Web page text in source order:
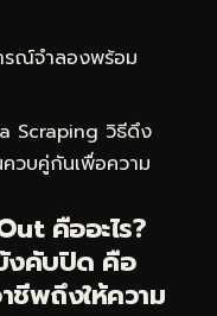
ณ์จำลองพร้อม
Scraping วิธีดึง
ควบคู่กันเพื่อความ
คืออะไร?
งคับปิด คือ
ชีพถึงให้ความ